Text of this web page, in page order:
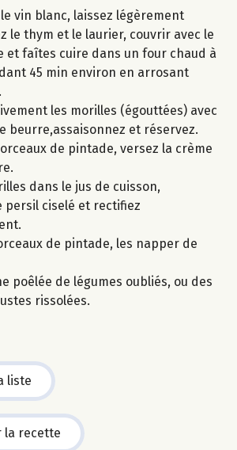
le vin blanc, laissez légèrement
le thym et le laurier, couvrir avec le
et faîtes cuire dans un four chaud à
45 min environ en arrosant
les morilles (égouttées) avec
beurre,assaisonnez et réservez.
de pintade, versez la crème
dans le jus de cuisson,
persil ciselé et rectifiez
de pintade, les napper de
poêlée de légumes oubliés, ou des
rissolées.
liste
la recette